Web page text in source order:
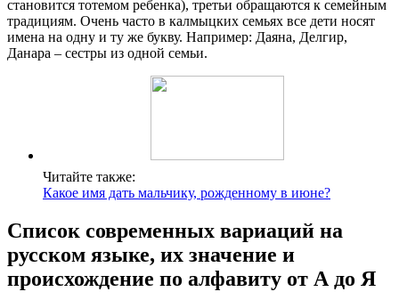
становится тотемом ребенка), третьи обращаются к семейным
традициям. Очень часто в калмыцких семьях все дети носят
имена на одну и ту же букву. Например: Даяна, Делгир,
Данара – сестры из одной семьи.
Читайте также:
Какое имя дать мальчику, рожденному в июне?
Список современных вариаций на
русском языке, их значение и
происхождение по алфавиту от А до Я